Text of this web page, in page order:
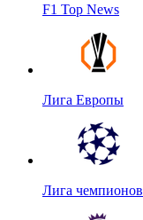
F1 Top News
Лига Европы
Лига чемпионов